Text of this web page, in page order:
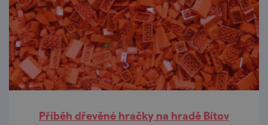
Příběh dřevěné hračky na hradě Bítov